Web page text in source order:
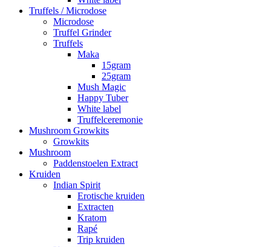
Truffels / Microdose
Microdose
Truffel Grinder
Truffels
Maka
15gram
25gram
Mush Magic
Happy Tuber
White label
Truffelceremonie
Mushroom Growkits
Growkits
Mushroom
Paddenstoelen Extract
Kruiden
Indian Spirit
Erotische kruiden
Extracten
Kratom
Rapé
Trip kruiden